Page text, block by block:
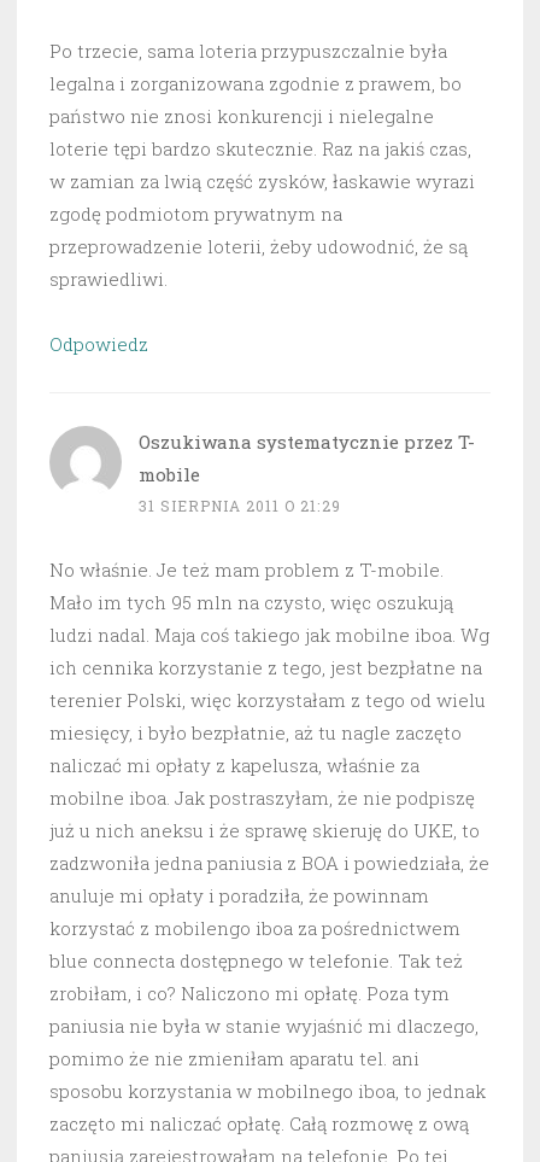
Po trzecie, sama loteria przypuszczalnie była
legalna i zorganizowana zgodnie z prawem, bo
państwo nie znosi konkurencji i nielegalne
loterie tępi bardzo skutecznie. Raz na jakiś czas,
w zamian za lwią część zysków, łaskawie wyrazi
zgodę podmiotom prywatnym na
przeprowadzenie loterii, żeby udowodnić, że są
sprawiedliwi.
Odpowiedz
Oszukiwana systematycznie przez T-
mobile
31 SIERPNIA 2011 O 21:29
No właśnie. Je też mam problem z T-mobile.
Mało im tych 95 mln na czysto, więc oszukują
ludzi nadal. Maja coś takiego jak mobilne iboa. Wg
ich cennika korzystanie z tego, jest bezpłatne na
terenier Polski, więc korzystałam z tego od wielu
miesięcy, i było bezpłatnie, aż tu nagle zaczęto
naliczać mi opłaty z kapelusza, właśnie za
mobilne iboa. Jak postraszyłam, że nie podpiszę
już u nich aneksu i że sprawę skieruję do UKE, to
zadzwoniła jedna paniusia z BOA i powiedziała, że
anuluje mi opłaty i poradziła, że powinnam
korzystać z mobilengo iboa za pośrednictwem
blue connecta dostępnego w telefonie. Tak też
zrobiłam, i co? Naliczono mi opłatę. Poza tym
paniusia nie była w stanie wyjaśnić mi dlaczego,
pomimo że nie zmieniłam aparatu tel. ani
sposobu korzystania w mobilnego iboa, to jednak
zaczęto mi naliczać opłatę. Całą rozmowę z ową
paniusią zarejestrowałam na telefonie. Po tej